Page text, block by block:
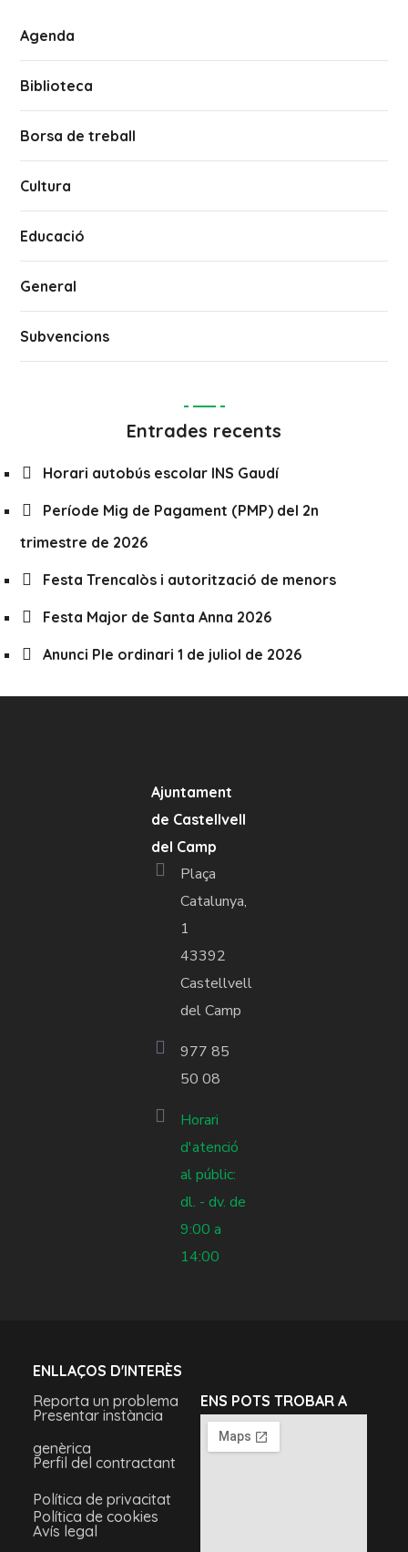
Agenda
Biblioteca
Borsa de treball
Cultura
Educació
General
Subvencions
Entrades recents
Horari autobús escolar INS Gaudí
Període Mig de Pagament (PMP) del 2n
trimestre de 2026
Festa Trencalòs i autorització de menors
Festa Major de Santa Anna 2026
Anunci Ple ordinari 1 de juliol de 2026
Ajuntament
de Castellvell
del Camp
Plaça
Catalunya,
1
43392
Castellvell
del Camp
977 85
50 08
Horari
d'atenció
al públic:
dl. - dv. de
9:00 a
14:00
ENLLAÇOS D'INTERÈS
Reporta un problema
Presentar instància
genèrica
Perfil del contractant
Política de privacitat
Política de cookies
Avís legal
ENS POTS TROBAR A